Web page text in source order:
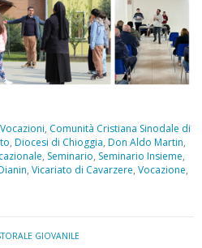
, Comunità Cristiana Sinodale di
, Diocesi di Chioggia, Don Aldo Martin,
, Seminario, Seminario Insieme,
, Vicariato di Cavarzere, Vocazione,
GIOVANILE